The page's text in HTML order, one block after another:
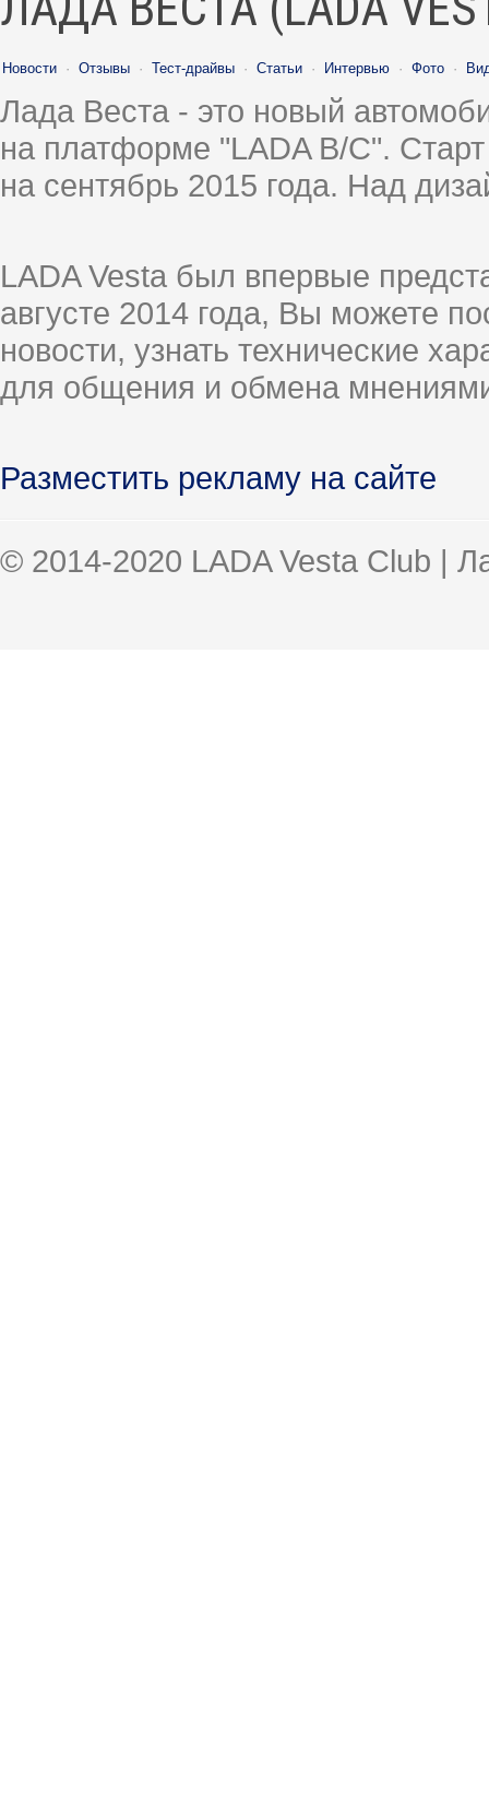
Новости · Отзывы · Тест-драйвы · Статьи · Интервью · Фото ·
Лада Веста - это новый
на платформе "LADA B/C".
на сентябрь 2015 года. Над
LADA Vesta был впервые
августе 2014 года, Вы можете
новости, узнать технические
для общения и обмена
Разместить рекламу на сайте
© 2014-2020 LADA Vesta Club |